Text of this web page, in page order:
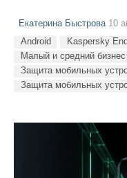
Екатерина Быстрова10
Android
Kaspersky
Малый и средний бизнес
Защита мобильных
Защита мобильных